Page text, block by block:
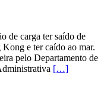
de carga ter saído de
e ter caído ao mar.
pelo Departamento de
[…]